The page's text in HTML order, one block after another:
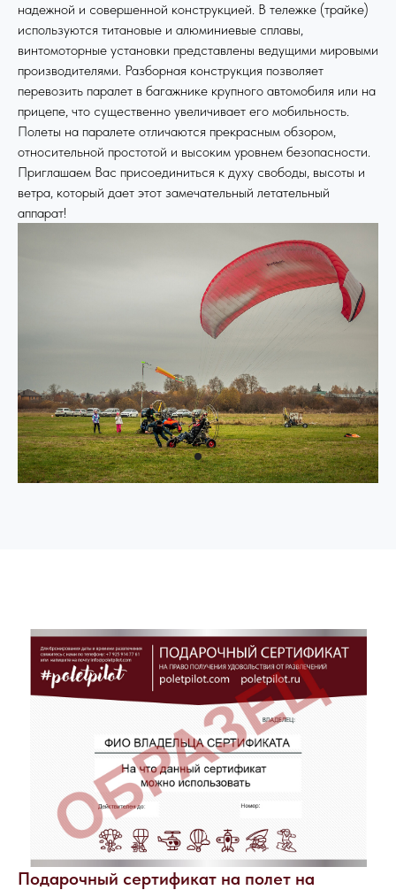
надежной и совершенной конструкцией. В тележке (трайке)
используются титановые и алюминиевые сплавы,
винтомоторные установки представлены ведущими мировыми
производителями. Разборная конструкция позволяет
перевозить паралет в багажнике крупного автомобиля или на
прицепе, что существенно увеличивает его мобильность.
Полеты на паралете отличаются прекрасным обзором,
относительной простотой и высоким уровнем безопасности.
Приглашаем Вас присоединиться к духу свободы, высоты и
ветра, который дает этот замечательный летательный
аппарат!
Подарочный сертификат на полет на